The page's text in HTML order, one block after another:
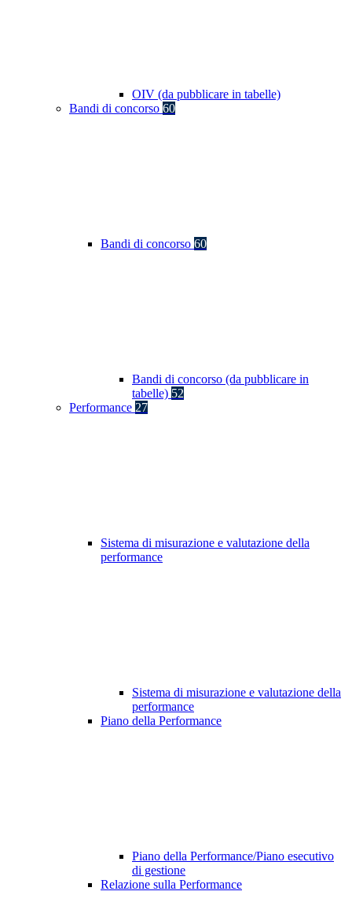
OIV (da pubblicare in tabelle)
Bandi di concorso 60
Bandi di concorso 60
Bandi di concorso (da pubblicare in
tabelle) 52
Performance 27
Sistema di misurazione e valutazione della
performance
Sistema di misurazione e valutazione della
performance
Piano della Performance
Piano della Performance/Piano esecutivo
di gestione
Relazione sulla Performance